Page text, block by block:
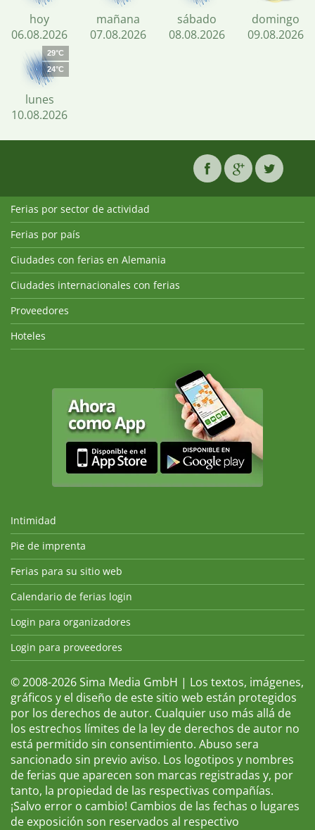
hoy
06.08.2026
mañana
07.08.2026
sábado
08.08.2026
domingo
09.08.2026
29°C
24°C
lunes
10.08.2026
Ferias por sector de actividad
Ferias por país
Ciudades con ferias en Alemania
Ciudades internacionales con ferias
Proveedores
Hoteles
Intimidad
Pie de imprenta
Ferias para su sitio web
Calendario de ferias login
Login para organizadores
Login para proveedores
© 2008-2026 Sima Media GmbH | Los textos, imágenes,
gráficos y el diseño de este sitio web están protegidos
por los derechos de autor. Cualquier uso más allá de
los estrechos límites de la ley de derechos de autor no
está permitido sin consentimiento. Abuso sera
sancionado sin previo aviso. Los logotipos y nombres
de ferias que aparecen son marcas registradas y, por
tanto, la propiedad de las respectivas compañías.
¡Salvo error o cambio! Cambios de las fechas o lugares
de exposición son reservados al respectivo